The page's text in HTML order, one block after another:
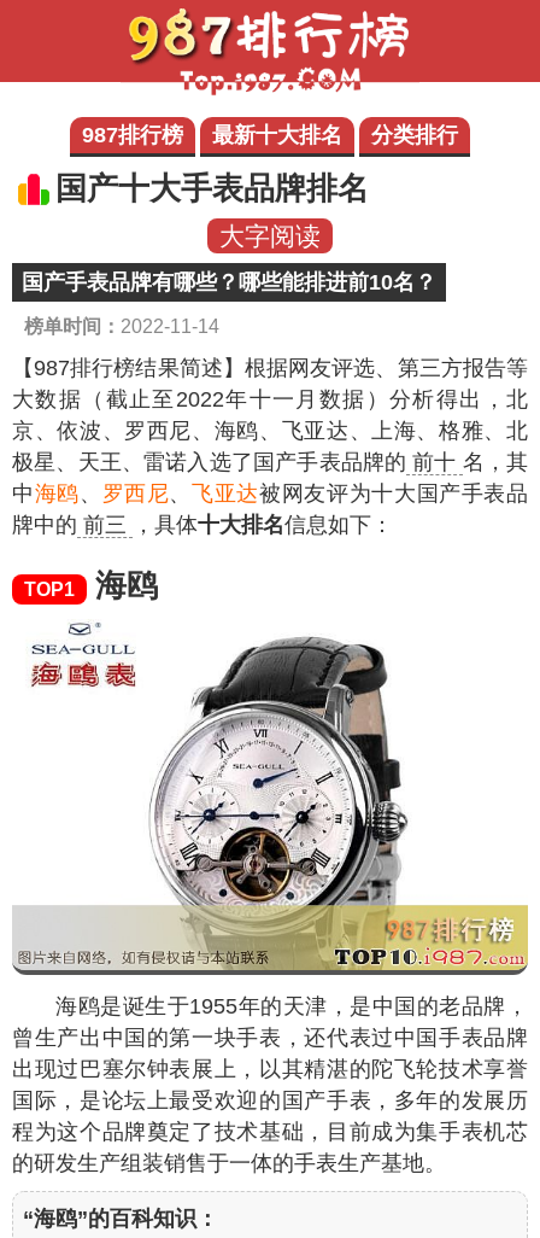
987排行榜 最新十大排名 分类排行
国产十大手表品牌排名
大字阅读
国产手表品牌有哪些？哪些能排进前10名？
榜单时间： 2022-11-14
【987排行榜结果简述】 根据网友评选、第三方报告等
大数据（截止至2022年十一月数据）分析得出，北
京、依波、罗西尼、海鸥、飞亚达、上海、格雅、北
极星、天王、雷诺入选了国产手表品牌的 前十 名，其
中海鸥、 罗西尼、 飞亚达被网友评为十大国产手表品
牌中的 前三 ，具体十大排名信息如下：
TOP1 海鸥
海鸥是诞生于1955年的天津，是中国的老品牌，
曾生产出中国的第一块手表，还代表过中国手表品牌
出现过巴塞尔钟表展上，以其精湛的陀飞轮技术享誉
国际，是论坛上最受欢迎的国产手表，多年的发展历
程为这个品牌奠定了技术基础，目前成为集手表机芯
的研发生产组装销售于一体的手表生产基地。
“海鸥”的百科知识：